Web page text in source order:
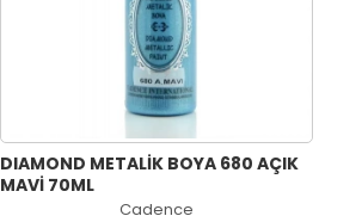
DIAMOND METALİK BOYA 680 AÇIK
MAVİ 70ML
Cadence